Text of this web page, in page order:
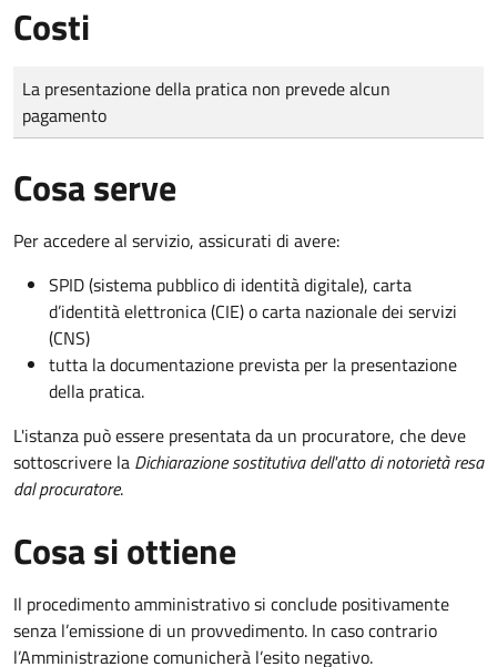
Costi
Tipo di pagamento
Importo
La presentazione della pratica non prevede alcun
pagamento
Cosa serve
Per accedere al servizio, assicurati di avere:
SPID (sistema pubblico di identità digitale), carta
d’identità elettronica (CIE) o carta nazionale dei servizi
(CNS)
tutta la documentazione prevista per la presentazione
della pratica.
L'istanza può essere presentata da un procuratore, che deve
sottoscrivere la Dichiarazione sostitutiva dell'atto di notorietà resa
dal procuratore.
Cosa si ottiene
Il procedimento amministrativo si conclude positivamente
senza l’emissione di un provvedimento. In caso contrario
l’Amministrazione comunicherà l’esito negativo.